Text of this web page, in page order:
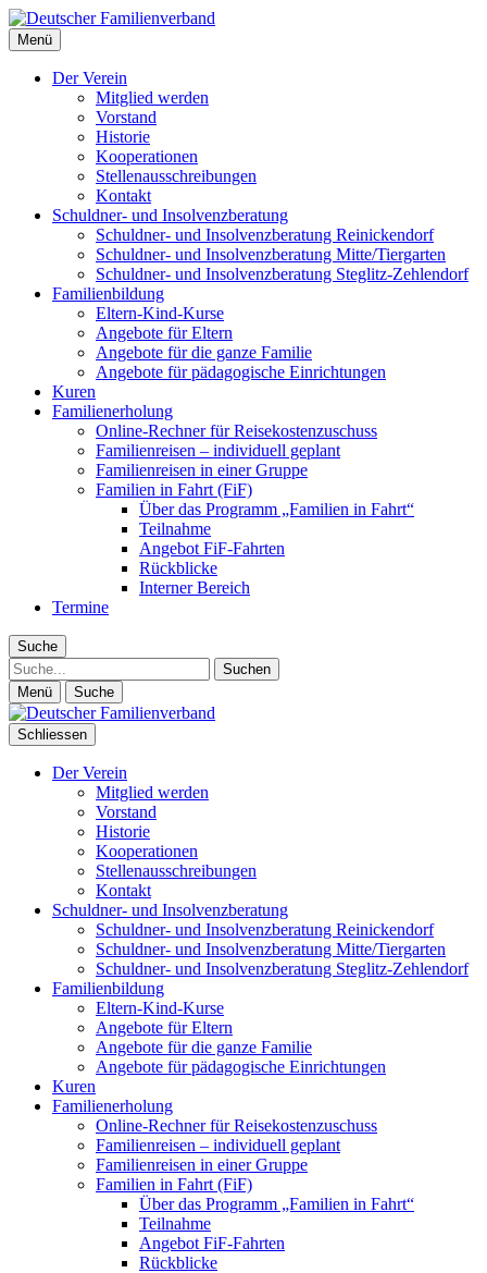
Deutscher Familienverband
Landesverband Berlin
Menü
Der Verein
Mitglied werden
Vorstand
Historie
Kooperationen
Stellenausschreibungen
Kontakt
Schuldner- und Insolvenzberatung
Schuldner- und Insolvenzberatung Reinickendorf
Schuldner- und Insolvenzberatung Mitte/Tiergarten
Schuldner- und Insolvenzberatung Steglitz-Zehlendorf
Familienbildung
Eltern-Kind-Kurse
Angebote für Eltern
Angebote für die ganze Familie
Angebote für pädagogische Einrichtungen
Kuren
Familienerholung
Online-Rechner für Reisekostenzuschuss
Familienreisen – individuell geplant
Familienreisen in einer Gruppe
Familien in Fahrt (FiF)
Über das Programm „Familien in Fahrt“
Teilnahme
Angebot FiF-Fahrten
Rückblicke
Interner Bereich
Termine
Suche
Suche
Menü Suche
Schliessen
Der Verein
Mitglied werden
Vorstand
Historie
Kooperationen
Stellenausschreibungen
Kontakt
Schuldner- und Insolvenzberatung
Schuldner- und Insolvenzberatung Reinickendorf
Schuldner- und Insolvenzberatung Mitte/Tiergarten
Schuldner- und Insolvenzberatung Steglitz-Zehlendorf
Familienbildung
Eltern-Kind-Kurse
Angebote für Eltern
Angebote für die ganze Familie
Angebote für pädagogische Einrichtungen
Kuren
Familienerholung
Online-Rechner für Reisekostenzuschuss
Familienreisen – individuell geplant
Familienreisen in einer Gruppe
Familien in Fahrt (FiF)
Über das Programm „Familien in Fahrt“
Teilnahme
Angebot FiF-Fahrten
Rückblicke